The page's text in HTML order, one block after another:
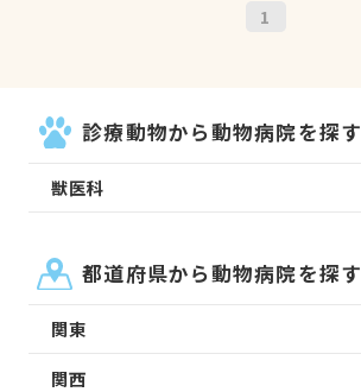
1
診療動物から動物病院を探す
獣医科
都道府県から動物病院を探す
関東
関西